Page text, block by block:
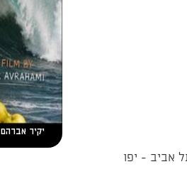
יקיר אברהם